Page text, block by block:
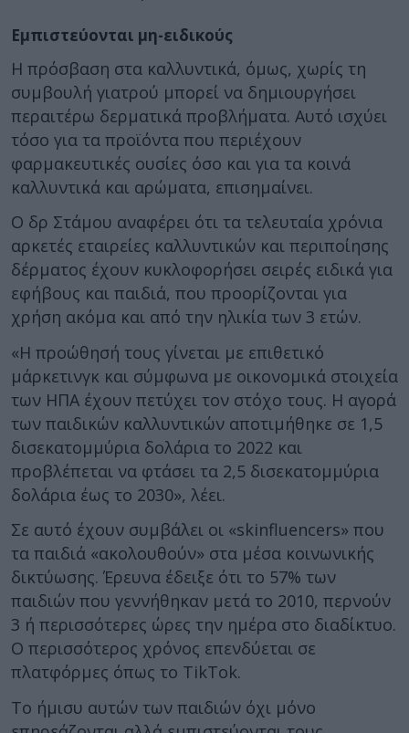
Εμπιστεύονται μη-ειδικούς
Η πρόσβαση στα καλλυντικά, όμως, χωρίς τη
συμβουλή γιατρού μπορεί να δημιουργήσει
περαιτέρω δερματικά προβλήματα. Αυτό ισχύει
τόσο για τα προϊόντα που περιέχουν
φαρμακευτικές ουσίες όσο και για τα κοινά
καλλυντικά και αρώματα, επισημαίνει.
Ο δρ Στάμου αναφέρει ότι τα τελευταία χρόνια
αρκετές εταιρείες καλλυντικών και περιποίησης
δέρματος έχουν κυκλοφορήσει σειρές ειδικά για
εφήβους και παιδιά, που προορίζονται για
χρήση ακόμα και από την ηλικία των 3 ετών.
«Η προώθησή τους γίνεται με επιθετικό
μάρκετινγκ και σύμφωνα με οικονομικά στοιχεία
των ΗΠΑ έχουν πετύχει τον στόχο τους. Η αγορά
των παιδικών καλλυντικών αποτιμήθηκε σε 1,5
δισεκατομμύρια δολάρια το 2022 και
προβλέπεται να φτάσει τα 2,5 δισεκατομμύρια
δολάρια έως το 2030», λέει.
Σε αυτό έχουν συμβάλει οι «skinfluencers» που
τα παιδιά «ακολουθούν» στα μέσα κοινωνικής
δικτύωσης. Έρευνα έδειξε ότι το 57% των
παιδιών που γεννήθηκαν μετά το 2010, περνούν
3 ή περισσότερες ώρες την ημέρα στο διαδίκτυο.
Ο περισσότερος χρόνος επενδύεται σε
πλατφόρμες όπως το TikTok.
Το ήμισυ αυτών των παιδιών όχι μόνο